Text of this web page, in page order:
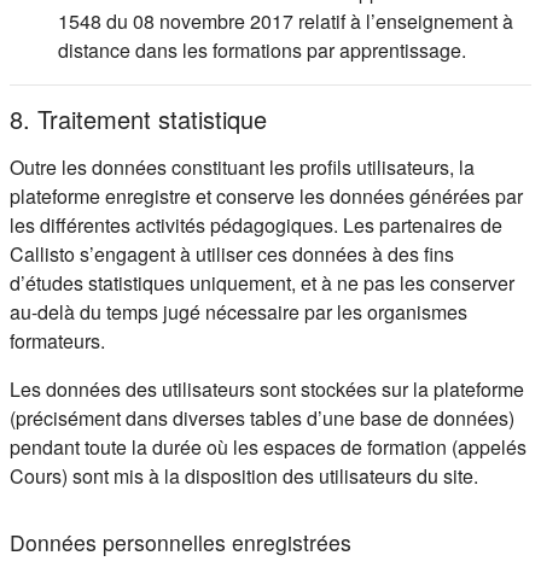
1548 du 08 novembre 2017 relatif à l’enseignement à
distance dans les formations par apprentissage.
8. Traitement statistique
Outre les données constituant les profils utilisateurs, la
plateforme enregistre et conserve les données générées par
les différentes activités pédagogiques. Les partenaires de
Callisto s’engagent à utiliser ces données à des fins
d’études statistiques uniquement, et à ne pas les conserver
au-delà du temps jugé nécessaire par les organismes
formateurs.
Les données des utilisateurs sont stockées sur la plateforme
(précisément dans diverses tables d’une base de données)
pendant toute la durée où les espaces de formation (appelés
Cours) sont mis à la disposition des utilisateurs du site.
Données personnelles enregistrées